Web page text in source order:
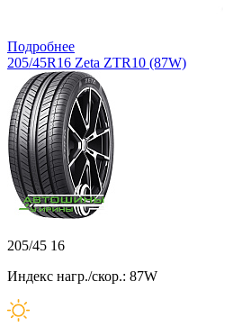
Подробнее
205/45R16 Zeta ZTR10 (87W)
205/45 16
Индекс нагр./скор.: 87W